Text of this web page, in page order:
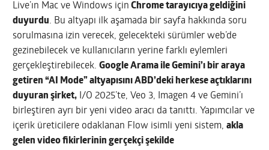
Live’ın Mac ve Windows için Chrome tarayıcıya geldiğini
duyurdu. Bu altyapı ilk aşamada bir sayfa hakkında soru
sorulmasına izin verecek, gelecekteki sürümler web’de
gezinebilecek ve kullanıcıların yerine farklı eylemleri
gerçekleştirebilecek.Google Arama ile Gemini’ı bir araya
getiren “AI Mode” altyapısını ABD’deki herkese açtıklarını
duyuran şirket, I/O 2025’te, Veo 3, Imagen 4 ve Gemini’ı
birleştiren ayrı bir yeni video aracı da tanıttı. Yapımcılar ve
içerik üreticilere odaklanan Flow isimli yeni sistem,akla
gelen video fikirlerinin gerçekçi şekilde